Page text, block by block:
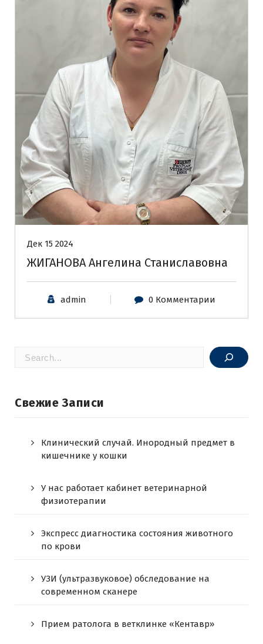
Дек 15 2024
ЖИГАНОВА Ангелина Станиславовна
admin 0 Комментарии
Поиск
Свежие Записи
Клинический случай. Инородный предмет в
кишечнике у кошки
У нас работает кабинет ветеринарной
физиотерапии
Экспресс диагностика состояния животного
по крови
УЗИ (ультразвуковое) обследование на
современном сканере
Прием ратолога в ветклинке «Кентавр»